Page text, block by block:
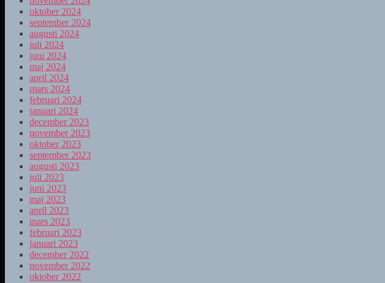
oktober 2024
september 2024
augusti 2024
juli 2024
juni 2024
maj 2024
april 2024
mars 2024
februari 2024
januari 2024
december 2023
november 2023
oktober 2023
september 2023
augusti 2023
juli 2023
juni 2023
maj 2023
april 2023
mars 2023
februari 2023
januari 2023
december 2022
november 2022
oktober 2022